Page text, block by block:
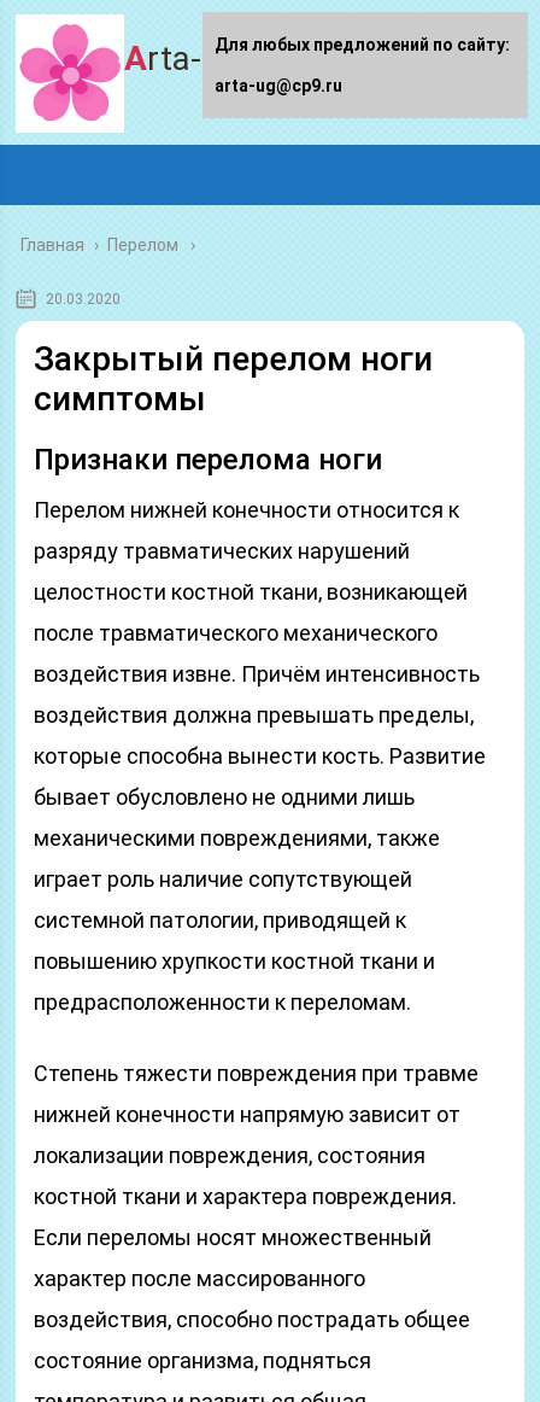
Arta-ug.ru
Главная › Перелом
20.03.2020
Закрытый перелом ноги
симптомы
Признаки перелома ноги
Перелом нижней конечности относится к
разряду травматических нарушений
целостности костной ткани, возникающей
после травматического механического
воздействия извне. Причём интенсивность
воздействия должна превышать пределы,
которые способна вынести кость. Развитие
бывает обусловлено не одними лишь
механическими повреждениями, также
играет роль наличие сопутствующей
системной патологии, приводящей к
повышению хрупкости костной ткани и
предрасположенности к переломам.
Степень тяжести повреждения при травме
нижней конечности напрямую зависит от
локализации повреждения, состояния
костной ткани и характера повреждения.
Если переломы носят множественный
характер после массированного
воздействия, способно пострадать общее
состояние организма, подняться
Для любых предложений по сайту:
arta-ug@cp9.ru